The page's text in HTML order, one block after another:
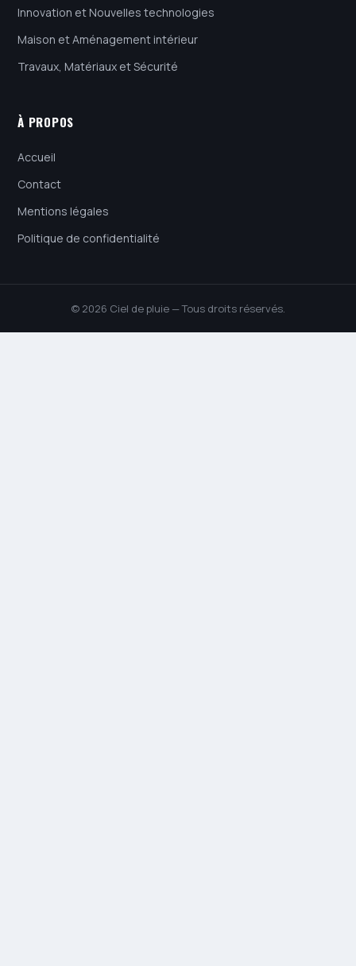
Innovation et Nouvelles technologies
Maison et Aménagement intérieur
Travaux, Matériaux et Sécurité
À PROPOS
Accueil
Contact
Mentions légales
Politique de confidentialité
© 2026 Ciel de pluie — Tous droits réservés.